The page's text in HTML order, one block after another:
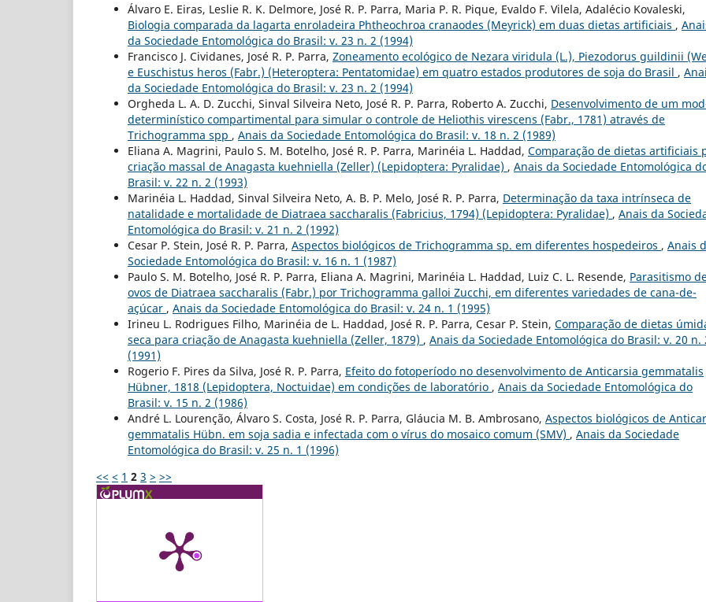
Álvaro E. Eiras, Leslie R. K. Delmore, José R. P. Parra, Maria P. R. Pique, Evaldo F. Vilela, Adalécio Kovaleski,
Biologia comparada da lagarta enroladeira Phtheochroa cranaodes (Meyrick) em duas dietas artificiais ,
da Sociedade Entomológica do Brasil: v. 23 n. 2 (1994)
Francisco J. Cividanes, José R. P. Parra, Zoneamento ecológico de Nezara viridula (L.), Piezodorus guildinii
e Euschistus heros (Fabr.) (Heteroptera: Pentatomidae) em quatro estados produtores de soja do Brasil ,
da Sociedade Entomológica do Brasil: v. 23 n. 2 (1994)
Orgheda L. A. D. Zucchi, Sinval Silveira Neto, José R. P. Parra, Roberto A. Zucchi, Desenvolvimento de um
determinístico compartimental para simular o controle de Heliothis virescens (Fabr., 1781) através de
Trichogramma spp , Anais da Sociedade Entomológica do Brasil: v. 18 n. 2 (1989)
Eliana A. Magrini, Paulo S. M. Botelho, José R. P. Parra, Marinéia L. Haddad, Comparação de dietas artificiais
criação massal de Anagasta kuehniella (Zeller) (Lepidoptera: Pyralidae) , Anais da Sociedade Entomológica
Brasil: v. 22 n. 2 (1993)
Marinéia L. Haddad, Sinval Silveira Neto, A. B. P. Melo, José R. P. Parra, Determinação da taxa intrínseca de
natalidade e mortalidade de Diatraea saccharalis (Fabricius, 1794) (Lepidoptera: Pyralidae) , Anais da
Entomológica do Brasil: v. 21 n. 2 (1992)
Cesar P. Stein, José R. P. Parra, Aspectos biológicos de Trichogramma sp. em diferentes hospedeiros , Anais
Sociedade Entomológica do Brasil: v. 16 n. 1 (1987)
Paulo S. M. Botelho, José R. P. Parra, Eliana A. Magrini, Marinéia L. Haddad, Luiz C. L. Resende, Parasitismo
ovos de Diatraea saccharalis (Fabr.) por Trichogramma galloi Zucchi, em diferentes variedades de cana-de-
açúcar , Anais da Sociedade Entomológica do Brasil: v. 24 n. 1 (1995)
Irineu L. Rodrigues Filho, Marinéia de L. Haddad, José R. P. Parra, Cesar P. Stein, Comparação de dietas
seca para criação de Anagasta kuehniella (Zeller, 1879) , Anais da Sociedade Entomológica do Brasil: v. 20 n.
(1991)
Rogerio F. Pires da Silva, José R. P. Parra, Efeito do fotoperíodo no desenvolvimento de Anticarsia gemmatalis
Hübner, 1818 (Lepidoptera, Noctuidae) em condições de laboratório , Anais da Sociedade Entomológica do
Brasil: v. 15 n. 2 (1986)
André L. Lourenção, Álvaro S. Costa, José R. P. Parra, Gláucia M. B. Ambrosano, Aspectos biológicos de
gemmatalis Hübn. em soja sadia e infectada com o vírus do mosaico comum (SMV) , Anais da Sociedade
Entomológica do Brasil: v. 25 n. 1 (1996)
<< < 1 2 3 > >>